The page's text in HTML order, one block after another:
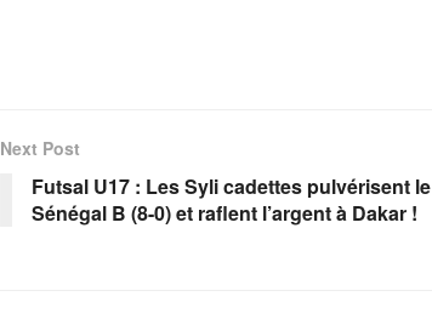
Next Post
Futsal U17 : Les Syli cadettes pulvérisent le
Sénégal B (8-0) et raflent l’argent à Dakar !